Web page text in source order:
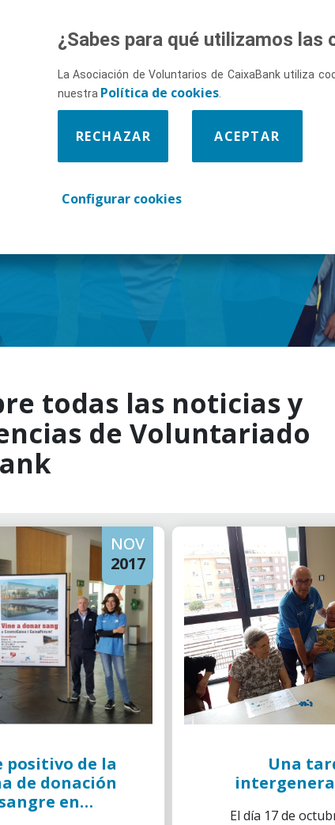
Descúbrenos
todas las noticias y
de Voluntariado
NOV
2017
positivo de la
de donación
en
Una
El día 17 de
¿Sabes para qué utilizamos las
La Asociación de Voluntarios de CaixaBank utiliza
nuestra Política de cookies.
RECHAZAR ACEPTAR
Configurar cookies